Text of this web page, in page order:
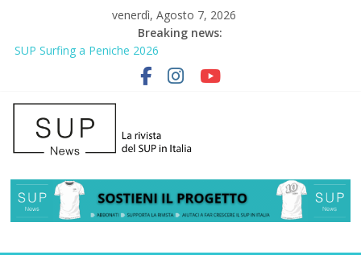
venerdì, Agosto 7, 2026
Breaking news:
SUP Surfing a Peniche 2026
AirSUP a Gallico: prima storica gara per Reggio Calabria
Gallico Paddle Fest 2026: sul lungomare di Gallico torna la festa
del SUP
Porto Selvaggio, a lezione di soccorso con la giornata della
prevenzione
2° Urban Sup Trophy: la regata solidale per lo IOR